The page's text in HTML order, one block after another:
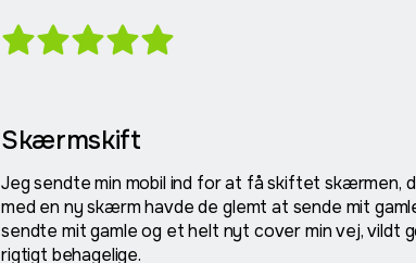
Skærmskift
Jeg sendte min mobil ind for at få skiftet skærmen,
med en ny skærm havde de glemt at sende mit
sendte mit gamle og et helt nyt cover min vej, vildt
rigtigt behagelige.